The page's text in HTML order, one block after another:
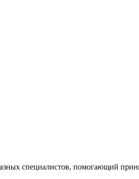
специалистов, помогающий